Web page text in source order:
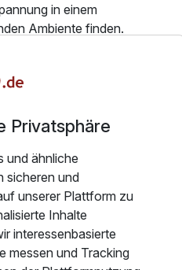
in einem
Ambiente finden.
Juniorsuiten) sind im
verfügen über Bad oder
unsere vier neuen, stilvollen
Wünsche offen lassen.
erwartet Sie eine kreative
Verwendung regionaler
Für Feierlichkeiten
und 8 Tagungsräume
für kleine und größere
Privatsphäre
und ähnliche
sicheren und
unserer Plattform zu
Inhalte
interessenbasierte
messen und Tracking